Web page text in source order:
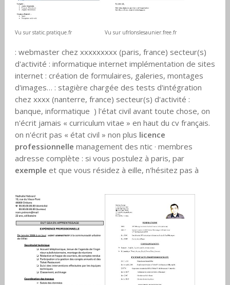
Vu sur static.pratique.fr Vu sur ufrlonslesaunier.free.fr
: webmaster chez xxxxxxxxx (paris, france) secteur(s)
d'activité : informatique internet implémentation de sites
internet : création de formulaires, galeries, montages
d'images… : stagière chargée des tests d'intégration
chez xxxx (nanterre, france) secteur(s) d'activité :
banque, informatique ) l'état civil avant toute chose, on
n'écrit jamais « curriculum vitae » en haut du cv français.
on n'écrit pas « état civil » non plus licence
professionnelle management des ntic · membres
adresse complète : si vous postulez à paris, par
exemple et que vous résidez à eille, n'hésitez pas à